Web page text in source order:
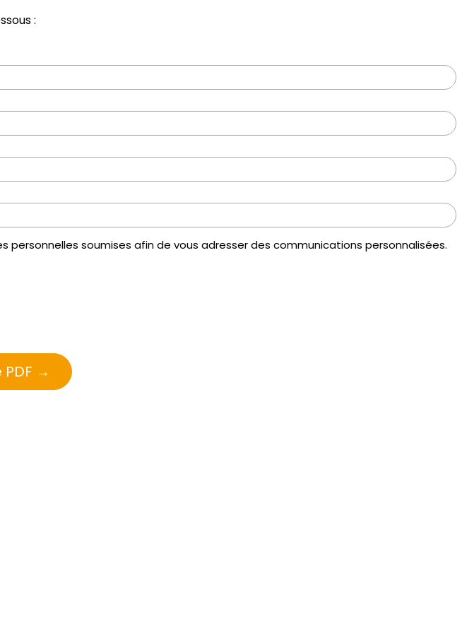
:
personnelles soumises afin de vous adresser des communications personnalisées.